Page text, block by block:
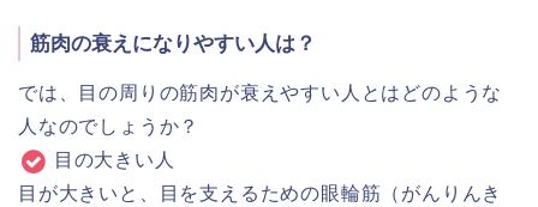
筋肉の衰えになりやすい人は？
では、目の周りの筋肉が衰えやすい人とはどのような
人なのでしょうか？
目の大きい人
目が大きいと、目を支えるための眼輪筋（がんりんき